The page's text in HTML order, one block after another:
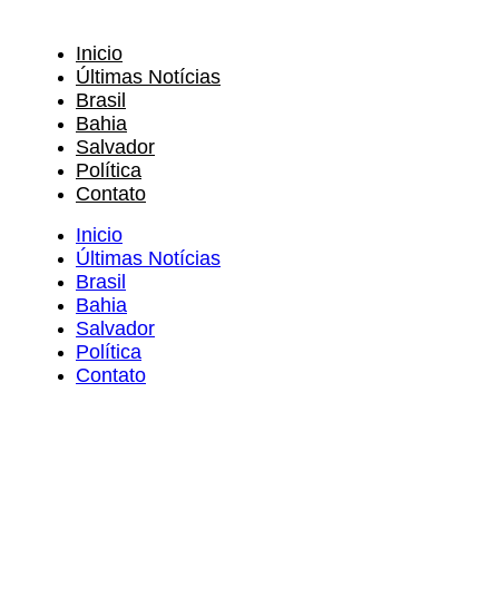
Inicio
Últimas Notícias
Brasil
Bahia
Salvador
Política
Contato
Inicio
Últimas Notícias
Brasil
Bahia
Salvador
Política
Contato